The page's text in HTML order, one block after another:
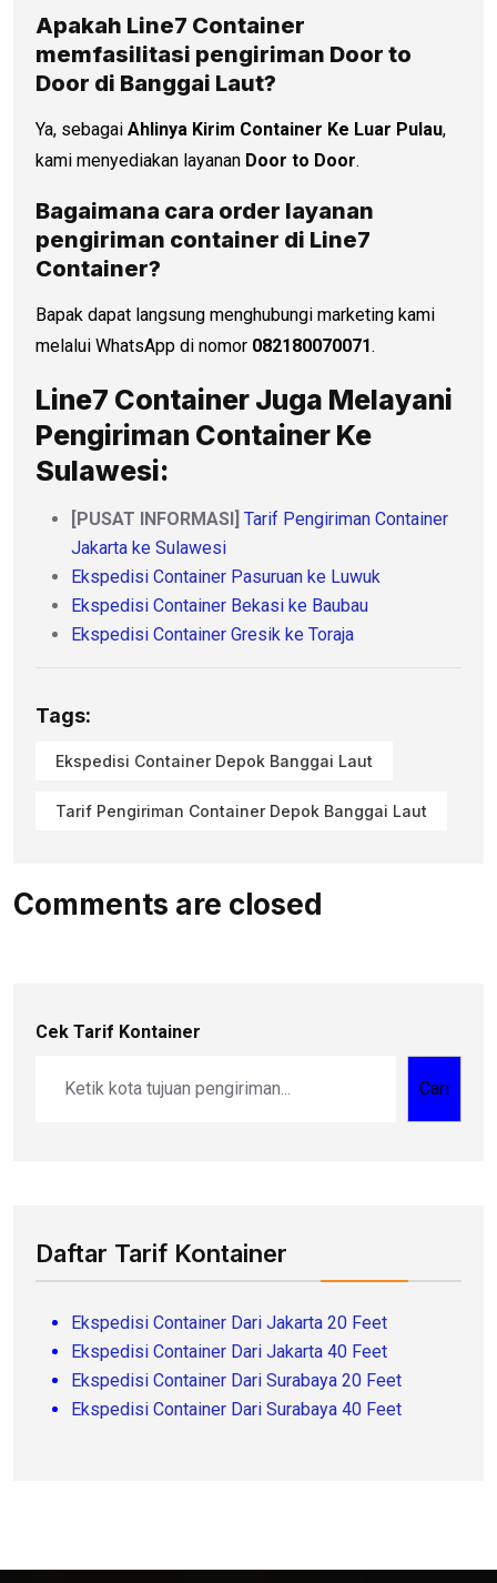
Apakah Line7 Container
memfasilitasi pengiriman Door to
Door di Banggai Laut?
Ya, sebagai Ahlinya Kirim Container Ke Luar Pulau,
kami menyediakan layanan Door to Door.
Bagaimana cara order layanan
pengiriman container di Line7
Container?
Bapak dapat langsung menghubungi marketing kami
melalui WhatsApp di nomor 082180070071.
Line7 Container Juga Melayani
Pengiriman Container Ke
Sulawesi:
[PUSAT INFORMASI]
Tarif Pengiriman Container
Jakarta ke Sulawesi
Ekspedisi Container Pasuruan ke Luwuk
Ekspedisi Container Bekasi ke Baubau
Ekspedisi Container Gresik ke Toraja
Tags:
Ekspedisi Container Depok Banggai Laut
Tarif Pengiriman Container Depok Banggai Laut
Comments are closed
Cek Tarif Kontainer
Cari
Daftar Tarif Kontainer
Ekspedisi Container Dari Jakarta 20 Feet
Ekspedisi Container Dari Jakarta 40 Feet
Ekspedisi Container Dari Surabaya 20 Feet
Ekspedisi Container Dari Surabaya 40 Feet